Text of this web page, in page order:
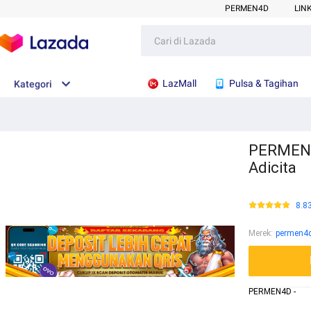
PERMEN4D
Kategori LazMall Pulsa & Tagihan
Adicita
Merek:
PERMEN4D -